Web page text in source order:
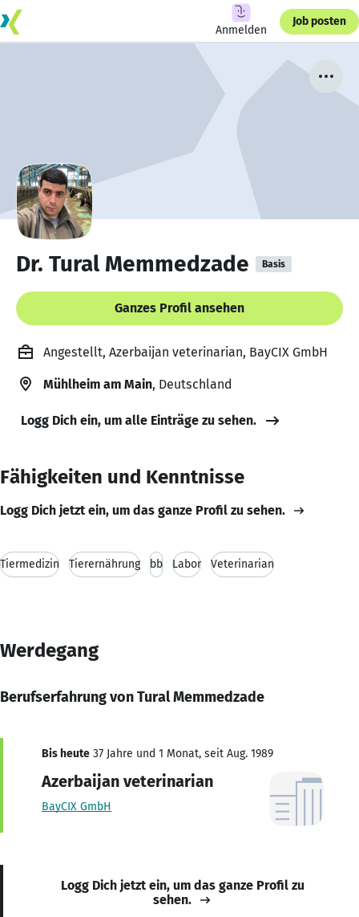
Anmelden
Job posten
Dr. Tural Memmedzade Basis
Ganzes Profil ansehen
Angestellt, Azerbaijan veterinarian, BayCIX GmbH
Mühlheim am Main, Deutschland
Logg Dich ein, um alle Einträge zu sehen.
Fähigkeiten und Kenntnisse
Logg Dich jetzt ein, um das ganze Profil zu sehen.
Tiermedizin Tierernährung bb Labor Veterinarian
Werdegang
Berufserfahrung von Tural Memmedzade
Bis heute 37 Jahre und 1 Monat, seit Aug. 1989
Azerbaijan veterinarian
BayCIX GmbH
Logg Dich jetzt ein, um das ganze Profil zu
sehen.